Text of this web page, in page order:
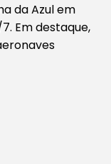
da Azul em
Em destaque,